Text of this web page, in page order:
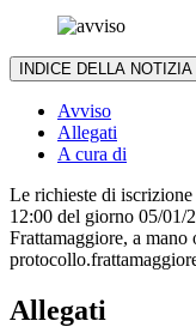
INDICE DELLA NOTIZIA
Avviso
Allegati
A cura di
Le richieste di
12:00 del giorno 05/
Frattamaggiore, a
Allegati